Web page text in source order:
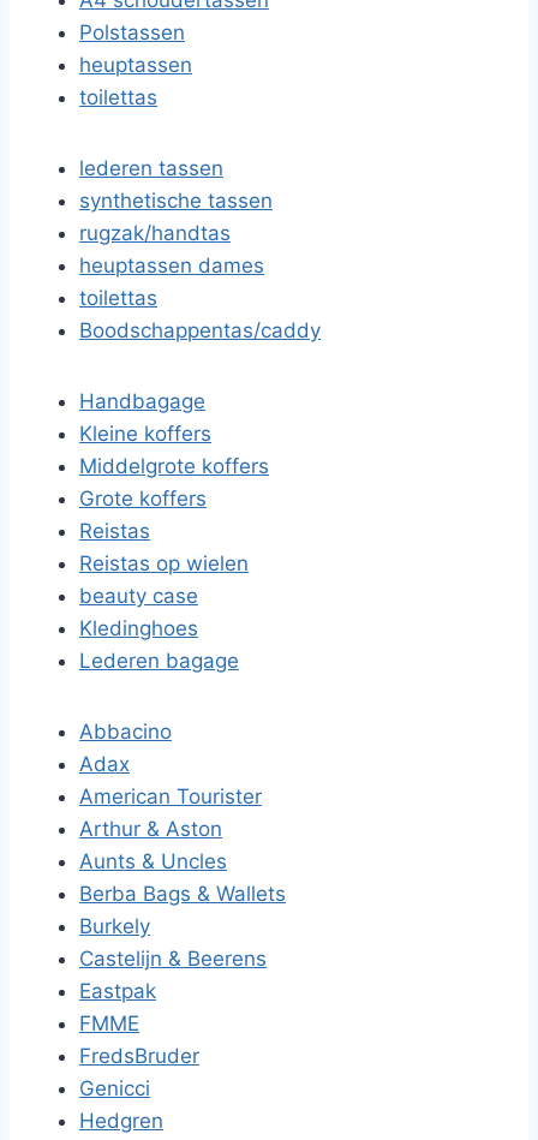
Polstassen
heuptassen
toilettas
lederen tassen
synthetische tassen
rugzak/handtas
heuptassen dames
toilettas
Boodschappentas/caddy
Handbagage
Kleine koffers
Middelgrote koffers
Grote koffers
Reistas
Reistas op wielen
beauty case
Kledinghoes
Lederen bagage
Abbacino
Adax
American Tourister
Arthur & Aston
Aunts & Uncles
Berba Bags & Wallets
Burkely
Castelijn & Beerens
Eastpak
FMME
FredsBruder
Genicci
Hedgren